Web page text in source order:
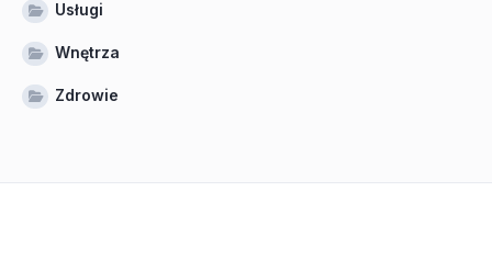
Usługi
Wnętrza
Zdrowie